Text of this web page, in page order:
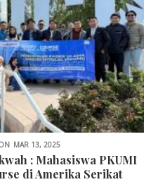
MAR 13, 2025
: Mahasiswa PKUMI
di Amerika Serikat